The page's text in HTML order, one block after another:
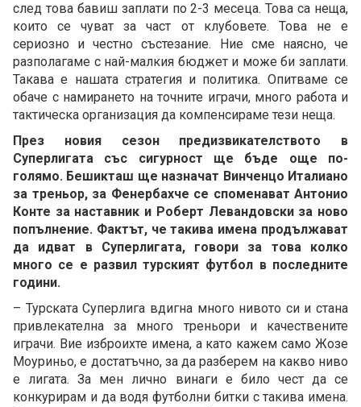
след това бавиш заплати по 2-3 месеца. Това са неща,
които се чуват за част от клубовете. Това не е
сериозно и честно състезание. Ние сме наясно, че
разполагаме с най-малкия бюджет и може би заплати.
Такава е нашата стратегия и политика. Опитваме се
обаче с намирането на точните играчи, много работа и
тактическа организация да компенсираме тези неща.
През новия сезон предизвикателството в
Суперлигата със сигурност ще бъде още по-
голямо. Бешикташ ще назначат Винченцо Италиано
за треньор, за Фенербахче се споменават Антонио
Конте за наставник и Роберт Левандовски за ново
попълнение. Фактът, че такива имена продължават
да идват в Суперлигата, говори за това колко
много се е развил турският футбол в последните
години.
– Турската Суперлига вдигна много нивото си и стана
привлекателна за много треньори и качествените
играчи. Вие изброихте имена, а като кажем само Жозе
Моуриньо, е достатъчно, за да разберем на какво ниво
е лигата. За мен лично винаги е било чест да се
конкурирам и да водя футболни битки с такива имена.